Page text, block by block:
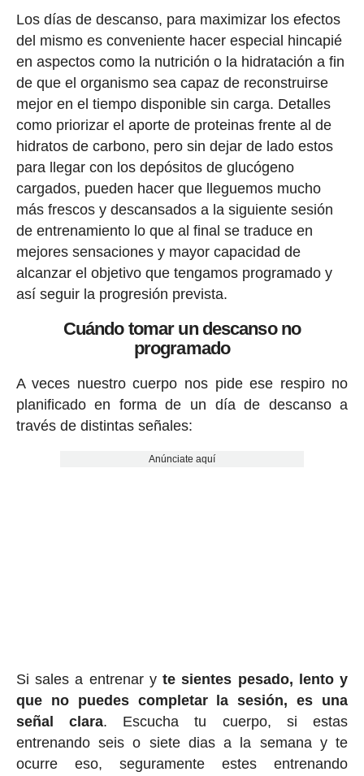
Los días de descanso, para maximizar los efectos
del mismo es conveniente hacer especial hincapié
en aspectos como la nutrición o la hidratación a fin
de que el organismo sea capaz de reconstruirse
mejor en el tiempo disponible sin carga. Detalles
como priorizar el aporte de proteinas frente al de
hidratos de carbono, pero sin dejar de lado estos
para llegar con los depósitos de glucógeno
cargados, pueden hacer que lleguemos mucho
más frescos y descansados a la siguiente sesión
de entrenamiento lo que al final se traduce en
mejores sensaciones y mayor capacidad de
alcanzar el objetivo que tengamos programado y
así seguir la progresión prevista.
Cuándo tomar un descanso no
programado
A veces nuestro cuerpo nos pide ese respiro no
planificado en forma de un día de descanso a
través de distintas señales:
Anúnciate aquí
Si sales a entrenar yte sientes pesado, lento y
que no puedes completar la sesión, es una
señal clara. Escucha tu cuerpo, si estas
entrenando seis o siete dias a la semana y te
ocurre eso, seguramente estes entrenando